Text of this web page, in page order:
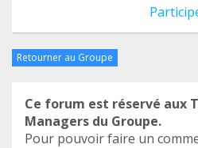
Retourner au Groupe
Ce forum est réservé aux
Managers du Groupe.
Pour pouvoir faire un